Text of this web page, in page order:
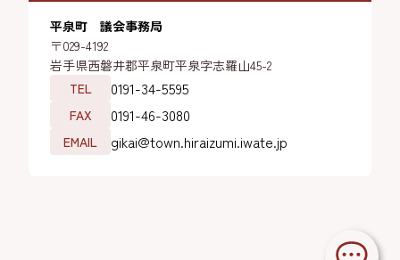
平泉町 議会事務局
〒029-4192
岩手県西磐井郡平泉町平泉字志羅山45-2
TEL
0191-34-5595
FAX 0191-46-3080
EMAIL gikai@town.hiraizumi.iwate.jp